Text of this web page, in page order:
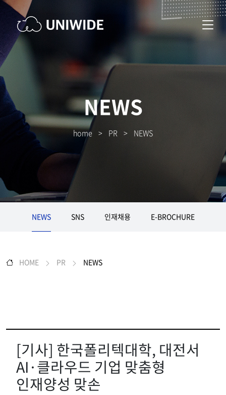
NEWS
home > PR > NEWS
NEWS SNS 인재채용 E-BROCHURE
HOME PR NEWS
[기사] 한국폴리텍대학, 대전서
AI·클라우드 기업 맞춤형
인재양성 맞손